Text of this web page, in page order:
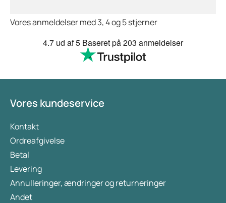
Vores anmeldelser med 3, 4 og 5 stjerner
4.7 ud af 5 Baseret på203 anmeldelser
Vores kundeservice
Kontakt
Ordreafgivelse
Betal
Levering
Annulleringer, ændringer og returneringer
Andet